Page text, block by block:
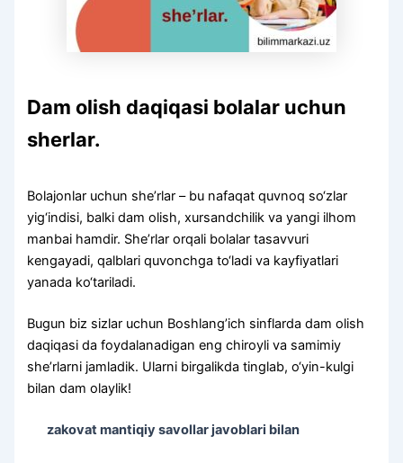
Dam olish daqiqasi bolalar uchun
sherlar.
Bolajonlar uchun she’rlar – bu nafaqat quvnoq so‘zlar
yig‘indisi, balki dam olish, xursandchilik va yangi ilhom
manbai hamdir. She’rlar orqali bolalar tasavvuri
kengayadi, qalblari quvonchga to‘ladi va kayfiyatlari
yanada ko‘tariladi.
Bugun biz sizlar uchun Boshlang’ich sinflarda dam olish
daqiqasi da foydalanadigan eng chiroyli va samimiy
she’rlarni jamladik. Ularni birgalikda tinglab, o‘yin-kulgi
bilan dam olaylik!
zakovat mantiqiy savollar javoblari bilan